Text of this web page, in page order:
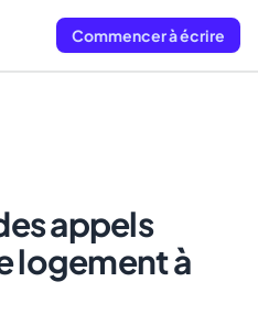
Commencer à écrire
appels
logement à